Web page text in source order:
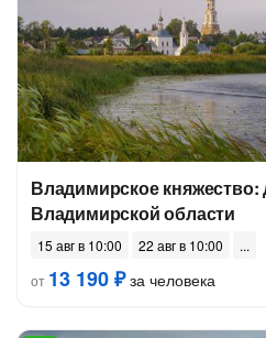
Владимирское
Владимирской области
15 авг в 10:00
22 авг в 10:00
от 13 190 ₽за человека